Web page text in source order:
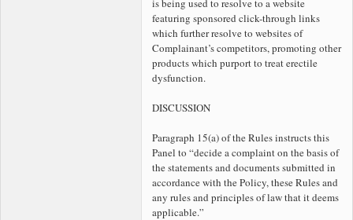
featuring sponsored click-through links
which further resolve to websites of
Complainant’s competitors, promoting other
products which purport to treat erectile
dysfunction.
DISCUSSION
Paragraph 15(a) of the Rules instructs this
Panel to “decide a complaint on the basis of
the statements and documents submitted in
accordance with the Policy, these Rules and
any rules and principles of law that it deems
applicable.”